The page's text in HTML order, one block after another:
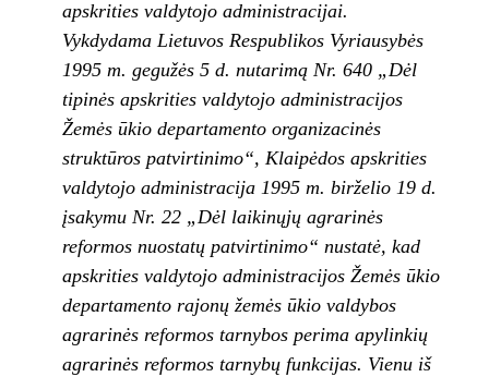
apskrities valdytojo administracijai.
Vykdydama Lietuvos Respublikos Vyriausybės
1995 m. gegužės 5 d. nutarimą Nr. 640 „Dėl
tipinės apskrities valdytojo administracijos
Žemės ūkio departamento organizacinės
struktūros patvirtinimo“, Klaipėdos apskrities
valdytojo administracija 1995 m. birželio 19 d.
įsakymu Nr. 22 „Dėl laikinųjų agrarinės
reformos nuostatų patvirtinimo“ nustatė, kad
apskrities valdytojo administracijos Žemės ūkio
departamento rajonų žemės ūkio valdybos
agrarinės reformos tarnybos perima apylinkių
agrarinės reformos tarnybų funkcijas. Vienu iš